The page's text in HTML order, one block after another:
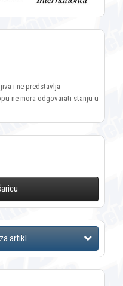
i ne predstavlja
ne mora odgovarati stanju u